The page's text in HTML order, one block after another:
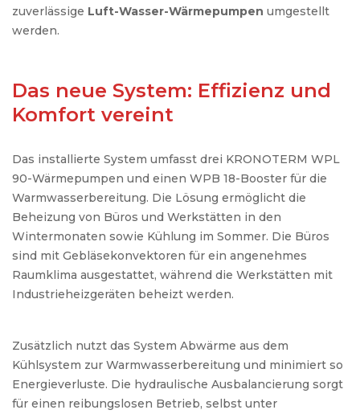
zuverlässige Luft-Wasser-Wärmepumpen umgestellt
werden.
Das neue System: Effizienz und
Komfort vereint
Das installierte System umfasst drei KRONOTERM WPL
90-Wärmepumpen und einen WPB 18-Booster für die
Warmwasserbereitung. Die Lösung ermöglicht die
Beheizung von Büros und Werkstätten in den
Wintermonaten sowie Kühlung im Sommer. Die Büros
sind mit Gebläsekonvektoren für ein angenehmes
Raumklima ausgestattet, während die Werkstätten mit
Industrieheizgeräten beheizt werden.
Zusätzlich nutzt das System Abwärme aus dem
Kühlsystem zur Warmwasserbereitung und minimiert so
Energieverluste. Die hydraulische Ausbalancierung sorgt
für einen reibungslosen Betrieb, selbst unter